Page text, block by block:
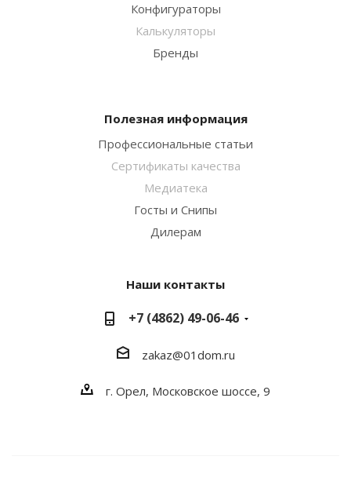
Конфигураторы
Калькуляторы
Бренды
Полезная информация
Профессиональные статьи
Сертификаты качества
Медиатека
Госты и Снипы
Дилерам
Наши контакты
+7 (4862) 49-06-46
zakaz@01dom.ru
г. Орел, Московское шоссе, 9